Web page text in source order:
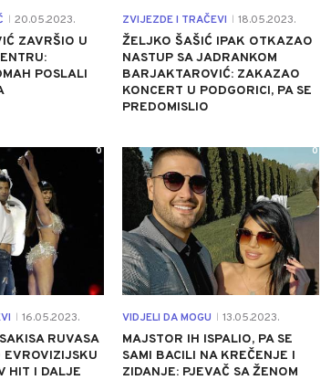
20.05.2023.
ZAVRŠIO U
POSLALI
ZVIJEZDE I TRAČEVI 18.05.2023.
ŽELJKO ŠAŠIĆ IPAK OTKAZAO
NASTUP SA JADRANKOM
BARJAKTAROVIĆ: ZAKAZAO
KONCERT U PODGORICI, PA SE
PREDOMISLIO
16.05.2023.
RUVASA
HIT I DALJE
0
VIDJELI DA MOGU 13.05.2023.
MAJSTOR IH ISPALIO, PA SE
SAMI BACILI NA KREČENJE I
ZIDANJE: PJEVAČ SA ŽENOM
0